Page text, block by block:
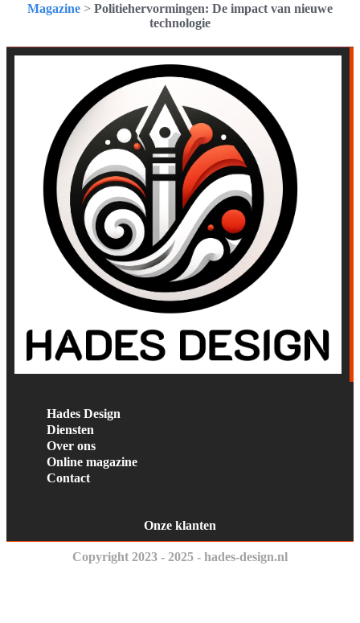
Magazine > Politiehervormingen: De impact van nieuwe
technologie
Hades Design
Diensten
Over ons
Online magazine
Contact
Onze klanten
Copyright 2023 - 2025 - hades-design.nl